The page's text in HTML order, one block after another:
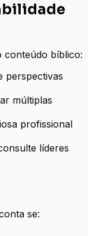
conteúdo bíblico:
perspectivas
múltiplas
profissional
líderes
se: